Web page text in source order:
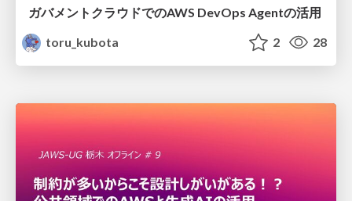
ガバメントクラウドでのAWS DevOps Agentの活用
toru_kubota
2 28